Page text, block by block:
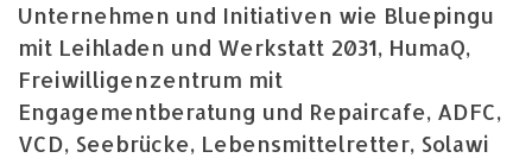
Unternehmen und Initiativen wie Bluepingu
mit Leihladen und Werkstatt 2031, HumaQ,
Freiwilligenzentrum mit
Engagementberatung und Repaircafe, ADFC,
VCD, Seebrücke, Lebensmittelretter, Solawi